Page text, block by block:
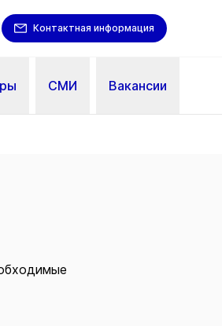
Контактная информация
СМИ Вакансии